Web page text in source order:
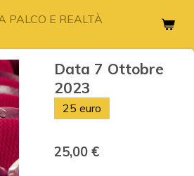
Data 7 Ottobre
2023
25 euro
25,00 €